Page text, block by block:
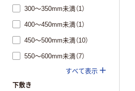
300～350mm未満（1）
400～450mm未満（1）
450～500mm未満（10）
550～600mm未満（7）
すべて表示
下敷き